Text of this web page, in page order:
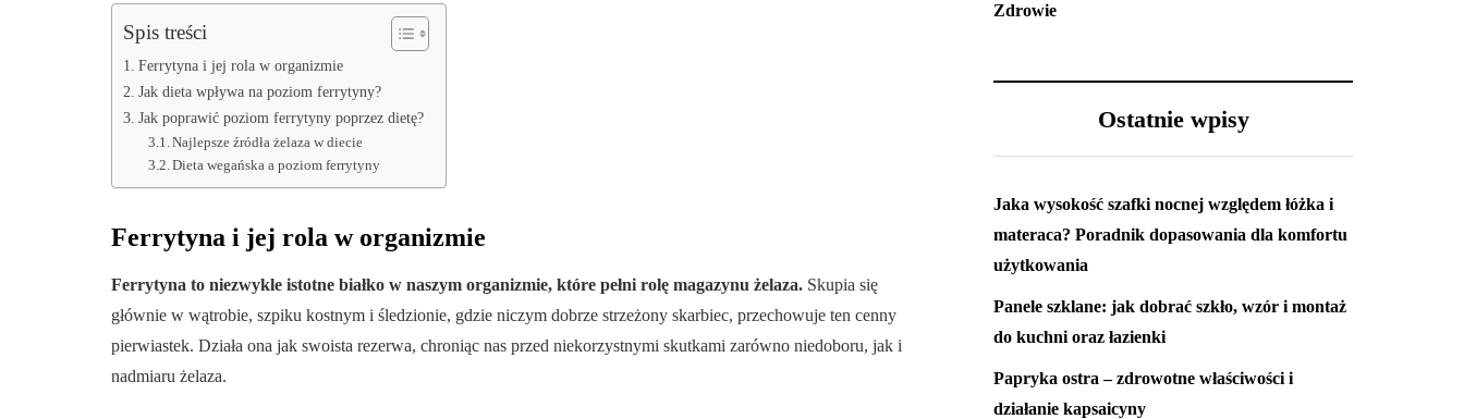
Spis treści
Ferrytyna i jej rola w organizmie
Jak dieta wpływa na poziom ferrytyny?
Jak poprawić poziom ferrytyny poprzez dietę?
Najlepsze źródła żelaza w diecie
Dieta wegańska a poziom ferrytyny
Ferrytyna i jej rola w organizmie
Ferrytyna to niezwykle istotne białko w naszym organizmie, które pełni rolę magazynu żelaza. Skupia się
głównie w wątrobie, szpiku kostnym i śledzionie, gdzie niczym dobrze strzeżony skarbiec, przechowuje ten cenny
pierwiastek. Działa ona jak swoista rezerwa, chroniąc nas przed niekorzystnymi skutkami zarówno niedoboru, jak i
nadmiaru żelaza.
Zdrowie
Ostatnie wpisy
Jaka wysokość szafki nocnej względem łóżka i
materaca? Poradnik dopasowania dla komfortu
użytkowania
Panele szklane: jak dobrać szkło, wzór i montaż
do kuchni oraz łazienki
Papryka ostra – zdrowotne właściwości i
działanie kapsaicyny